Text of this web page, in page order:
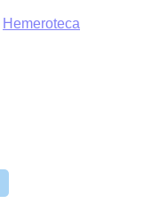
Hemeroteca